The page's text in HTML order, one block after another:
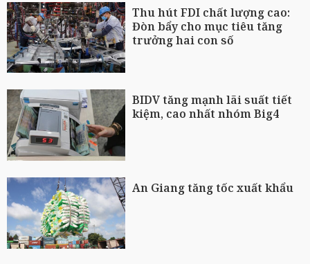
Thu hút FDI chất lượng cao:
Đòn bẩy cho mục tiêu tăng
trưởng hai con số
BIDV tăng mạnh lãi suất tiết
kiệm, cao nhất nhóm Big4
An Giang tăng tốc xuất khẩu